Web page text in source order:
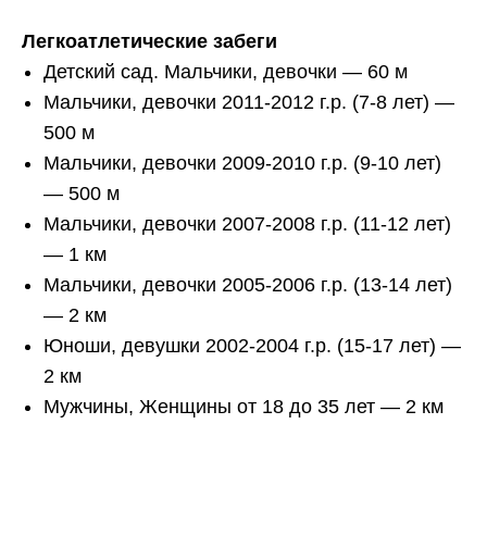
Легкоатлетические забеги
Детский сад. Мальчики, девочки — 60 м
Мальчики, девочки 2011-2012 г.р. (7-8 лет) —
500 м
Мальчики, девочки 2009-2010 г.р. (9-10 лет)
— 500 м
Мальчики, девочки 2007-2008 г.р. (11-12 лет)
— 1 км
Мальчики, девочки 2005-2006 г.р. (13-14 лет)
— 2 км
Юноши, девушки 2002-2004 г.р. (15-17 лет) —
2 км
Мужчины, Женщины от 18 до 35 лет — 2 км